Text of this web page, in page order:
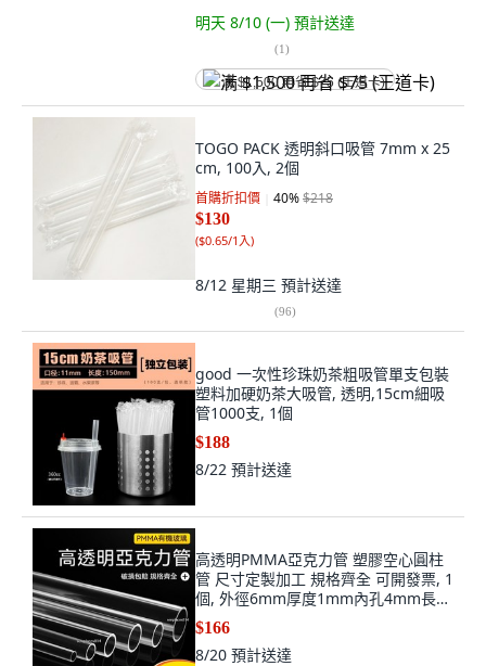
明天 8/10 (一) 預計送達
(1)
满 $1,500 再省 $75 (王道卡)
TOGO PACK 透明斜口吸管 7mm x 25
cm, 100入, 2個
首購折扣價 40%$218
$130
($0.65/1入)
8/12 星期三 預計送達
(96)
good 一次性珍珠奶茶粗吸管單支包裝
塑料加硬奶茶大吸管, 透明,15cm細吸
管1000支, 1個
$188
8/22 預計送達
高透明PMMA亞克力管 塑膠空心圓柱
管 尺寸定製加工 規格齊全 可開發票, 1
個, 外徑6mm厚度1mm內孔4mm長1
米
$166
8/20 預計送達